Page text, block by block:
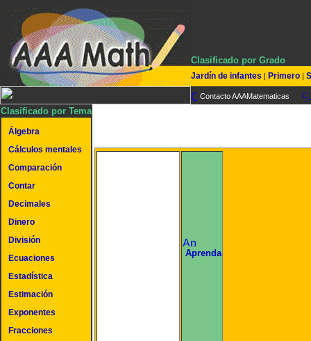
Clasificado por Grado
Jardín de infantes | Primero |
Contacto AAAMatematicas
Clasificado por Tema
Álgebra
Cálculos mentales
Comparación
Contar
Decimales
Dinero
División
Ecuaciones
Estadística
Estimación
Exponentes
Fracciones
Aprenda